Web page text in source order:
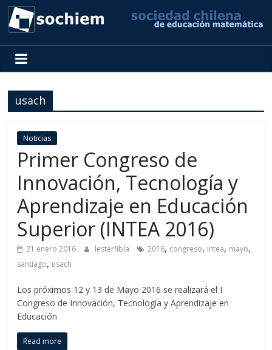
SOCHIEM
Sociedad
Chilena
de
Matemática
usach
Noticias
Primer Congreso de
Innovación, Tecnología y
Aprendizaje en Educación
Superior (INTEA 2016)
21 enero 2016 lesterfibla 2016, congreso, intea, mayo,
santiago, usach
Los próximos 12 y 13 de Mayo 2016 se realizará el I
Congreso de Innovación, Tecnología y Aprendizaje en
Educación
Read more